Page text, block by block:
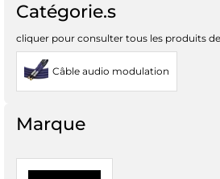
Catégorie.s
cliquer pour consulter tous les produits
Câble audio modulation
Marque